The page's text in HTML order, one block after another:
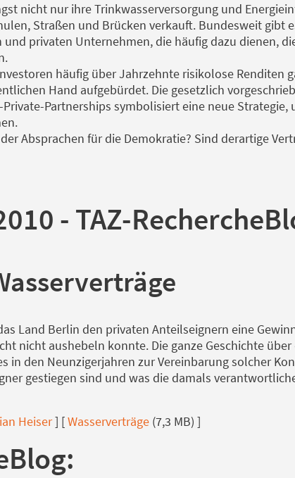
nicht nur ihre Trinkwasserversorgung und
Straßen und Brücken verkauft. Bundesweit gibt
privaten Unternehmen, die häufig dazu dienen,
häufig über Jahrzehnte risikolose Renditen
Hand aufgebürdet. Die gesetzlich
Partnerships symbolisiert eine neue
Absprachen für die Demokratie? Sind derartige
- TAZ-
Land Berlin den privaten Anteilseignern eine
nicht aushebeln konnte. Die ganze Geschichte
in den Neunzigerjahren zur Vereinbarung solcher
gestiegen sind und was die damals
Heiser] [Wasserverträge (7,3 MB) ]